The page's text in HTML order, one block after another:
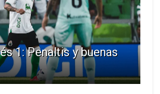
1: Penaltis y buenas